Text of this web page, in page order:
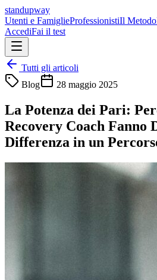
standupway
Utenti e FamiglieProfessionistiIl Metodo
AccediFai il test
Tutti gli articoli
Blog
28 maggio 2025
La Potenza dei Pari:
Recovery Coach Fanno
Differenza in un